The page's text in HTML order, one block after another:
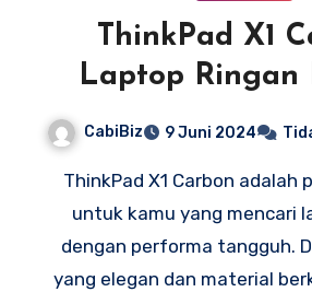
ThinkPad X1
Laptop Ringan
CabiBiz 9 Juni 2024
ThinkPad X1 Carbon adalah
untuk kamu yang mencari
dengan performa tangguh.
yang elegan dan material